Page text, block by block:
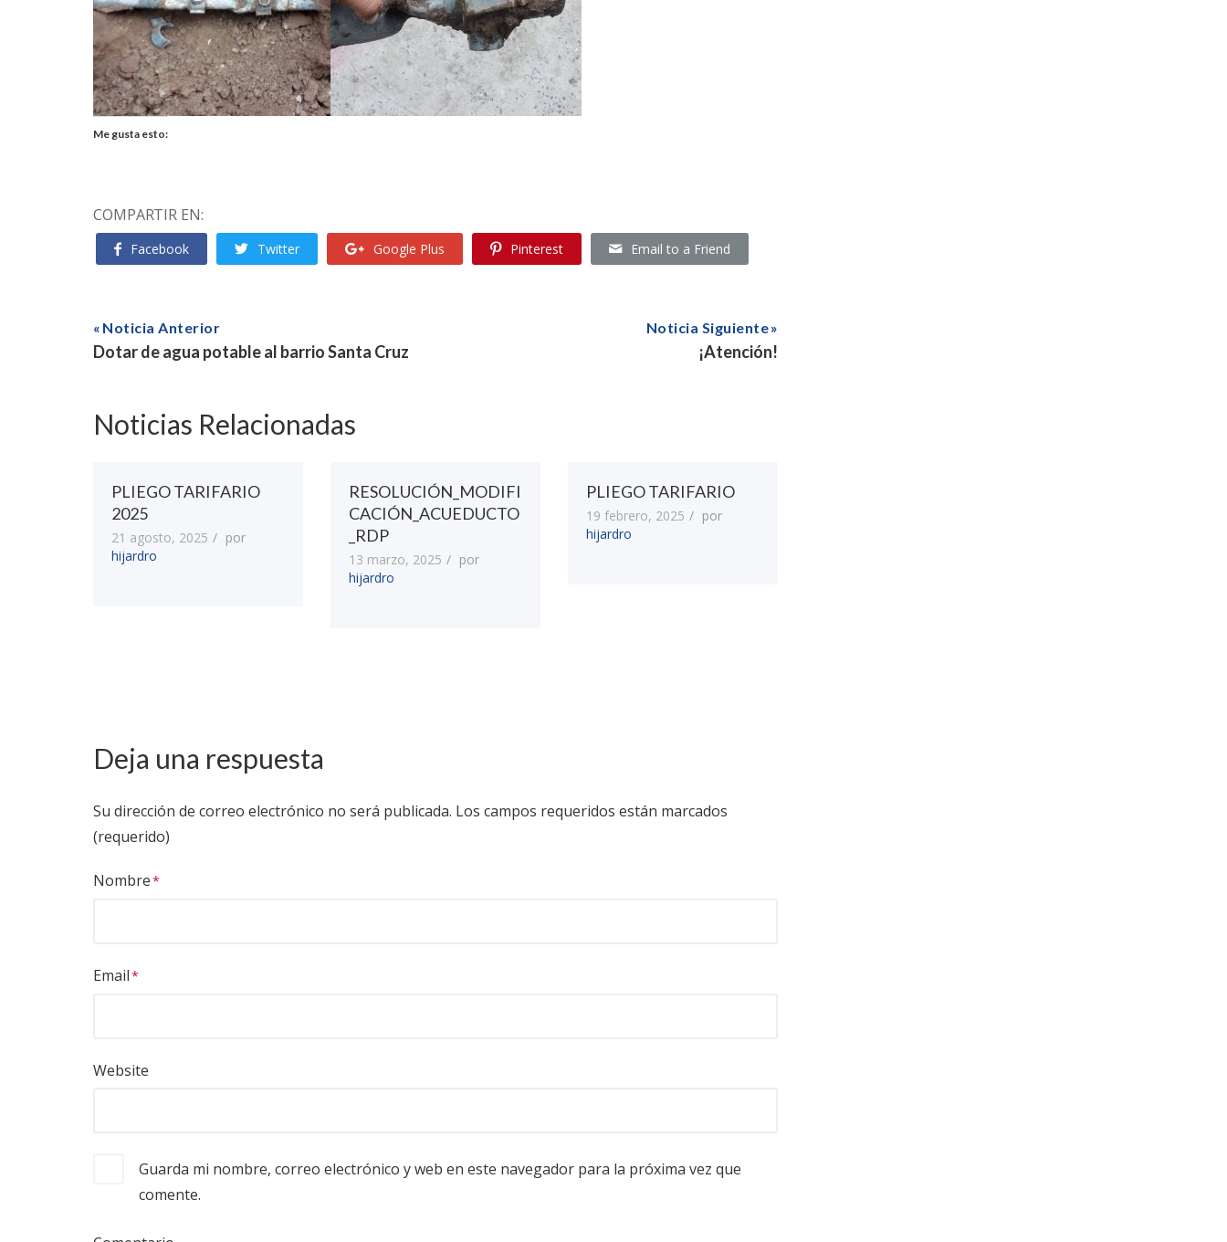
Me gusta esto:
COMPARTIR EN:
Facebook Twitter Google Plus Pinterest Email to a Friend
Noticia Anterior
Dotar de agua potable al barrio Santa Cruz
Noticia Siguiente
¡Atención!
Noticias Relacionadas
PLIEGO TARIFARIO
2025
21 agosto, 2025
por
hijardro
RESOLUCIÓN_MODIFI
CACIÓN_ACUEDUCTO
_RDP
13 marzo, 2025
por
hijardro
PLIEGO TARIFARIO
19 febrero, 2025
por
hijardro
Deja una respuesta
Su dirección de correo electrónico no será publicada. Los campos requeridos están marcados
(requerido)
Nombre
Email
Website
Guarda mi nombre, correo electrónico y web en este navegador para la próxima vez que
comente.